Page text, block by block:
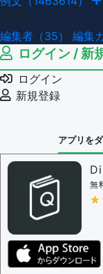
編集者（35） 編集
ログイン / 新
ログイン
新規登録
アプリを
無